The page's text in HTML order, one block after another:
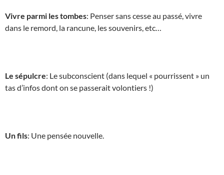
Vivre parmi les tombes: Penser sans cesse au passé, vivre
dans le remord, la rancune, les souvenirs, etc…
Le sépulcre: Le subconscient (dans lequel « pourrissent » un
tas d’infos dont on se passerait volontiers !)
Un fils: Une pensée nouvelle.